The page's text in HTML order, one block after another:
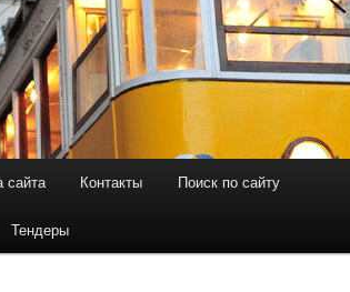
сайта Контакты Поиск по сайту
Тендеры